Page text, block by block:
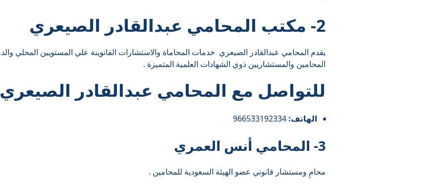
2- مكتب المحامي عبدالقادر الصيعري
يقدم المحامي عبدالقادر الصيعري خدمات المحاماة والاستشارات القانوينة علي المستويين المحلي
المحامين والمستشاريين ذوي الشهادات العلمية المتميزة .
للتواصل مع المحامي عبدالقادر الصيعري
الهاتف: 966533192334⁩
3- المحامي أنس العمري
محامِ ومستشار قانوني عضو الهيئة السعودية للمحامين .